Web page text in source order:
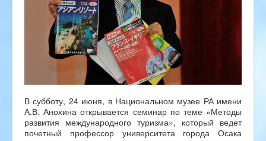
В субботу, 24 июня, в Национальном музее РА имени
А.В. Анохина открывается семинар по теме «Методы
развития международного туризма», который ведет
почетный профессор университета города Осака